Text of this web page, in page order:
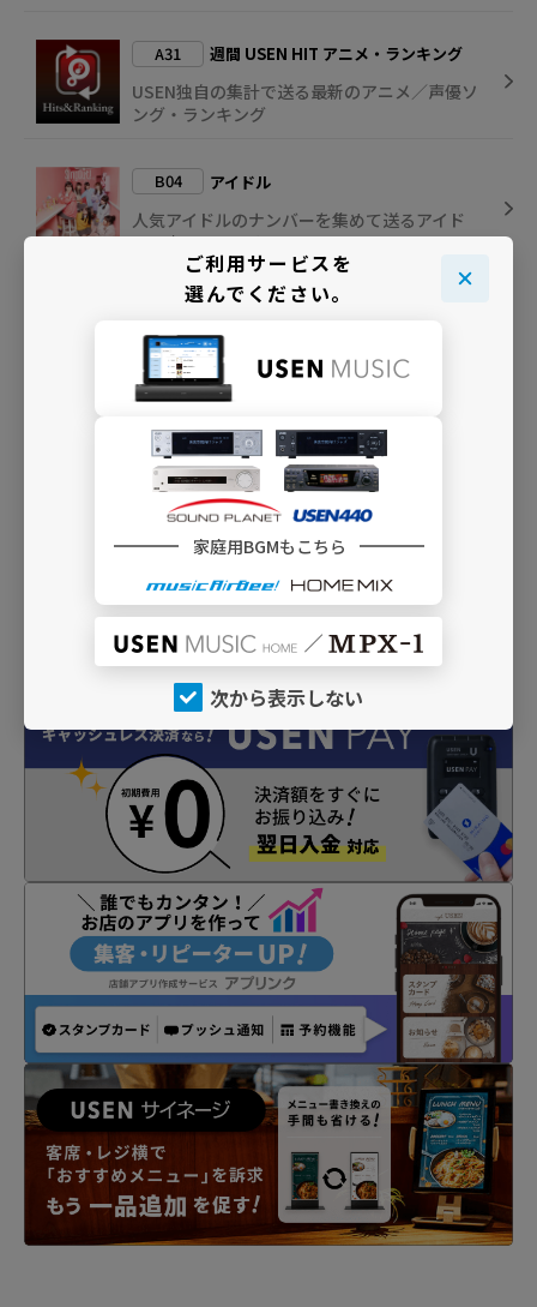
A31 週間 USEN HIT アニメ・ランキング
USEN独自の集計で送る最新のアニメ／声優ソ
ング・ランキング
B04 アイドル
人気アイドルのナンバーを集めて送るアイド
ル曲専門チャンネル
Kawaii J-POP
女性アイドルたちの楽曲で日本のポップカル
チャーを表現
ご利用サービスを
選んでください。
家庭用BGMもこちら
次から表示しない